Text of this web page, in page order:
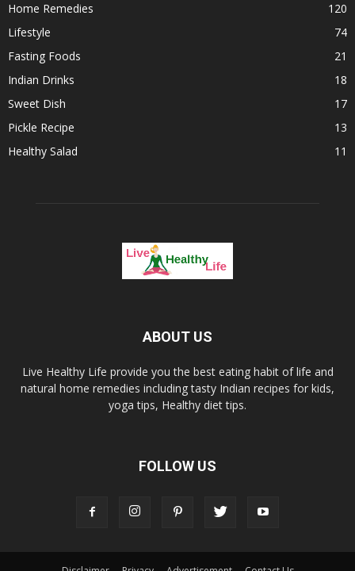
Home Remedies
120
Lifestyle
74
Fasting Foods
21
Indian Drinks
18
Sweet Dish
17
Pickle Recipe
13
Healthy Salad
11
ABOUT US
Live Healthy Life provide you the best eating habit of life and
natural home remedies including tasty Indian recipes for kids,
yoga tips, Healthy diet tips.
FOLLOW US